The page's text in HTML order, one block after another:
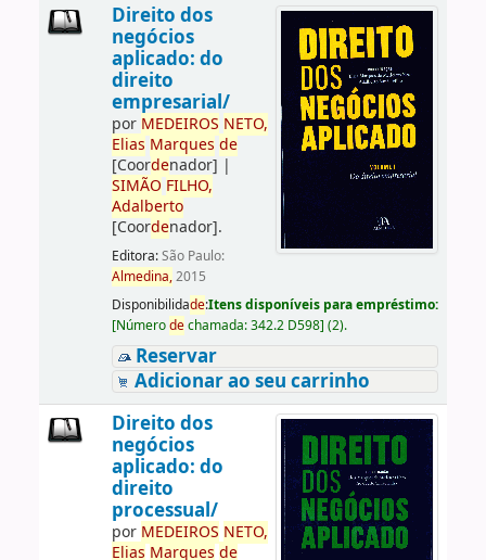
Direito dos
negócios
aplicado: do
direito
empresarial/
por MEDEIROS NETO,
Elias Marques de
[Coordenador] |
SIMÃO FILHO,
Adalberto
[Coordenador].
Editora:São Paulo:
Almedina,2015
Disponibilidade:Itens disponíveis para empréstimo:
[Númerodechamada:342.2 D598] (2).
Reservar
Adicionar ao seu carrinho
Direito dos
negócios
aplicado: do
direito
processual/
por MEDEIROS NETO,
Elias Marques de